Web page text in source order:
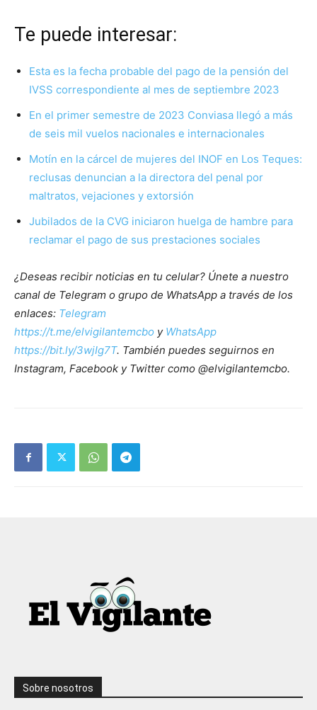
Te puede interesar:
Esta es la fecha probable del pago de la pensión del
IVSS correspondiente al mes de septiembre 2023
En el primer semestre de 2023 Conviasa llegó a más
de seis mil vuelos nacionales e internacionales
Motín en la cárcel de mujeres del INOF en Los Teques:
reclusas denuncian a la directora del penal por
maltratos, vejaciones y extorsión
Jubilados de la CVG iniciaron huelga de hambre para
reclamar el pago de sus prestaciones sociales
¿Deseas recibir noticias en tu celular? Únete a nuestro
canal de Telegram o grupo de WhatsApp a través de los
enlaces: Telegram
https://t.me/elvigilantemcbo y WhatsApp
https://bit.ly/3wjIg7T. También puedes seguirnos en
Instagram, Facebook y Twitter como @elvigilantemcbo.
Sobre nosotros